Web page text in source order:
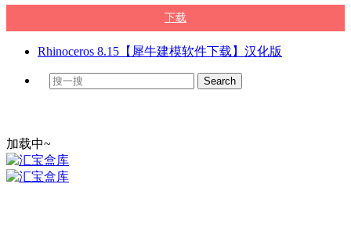
下载
Rhinoceros 8.15【犀牛建模软件下载】汉化版
加载中~